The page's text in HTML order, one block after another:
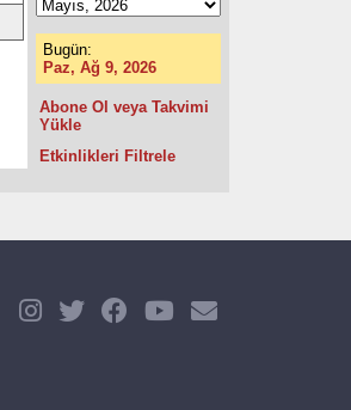
Bugün:
Paz, Ağ 9, 2026
Abone Ol veya Takvimi
Yükle
Etkinlikleri Filtrele